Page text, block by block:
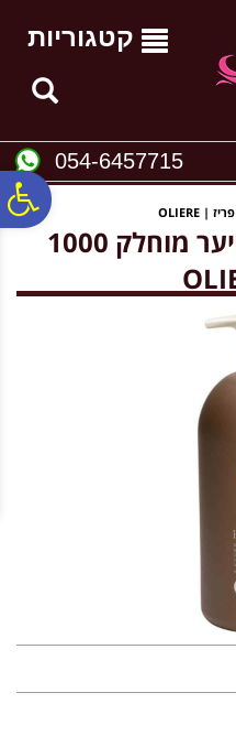
נגישות
קטגוריות
054-6457715
שמפו ללא מלחים לשיער מוחלק 1000